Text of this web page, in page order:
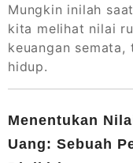
Mungkin inilah
kita melihat nilai
keuangan
hidup.
Menentukan
Uang: Sebuah